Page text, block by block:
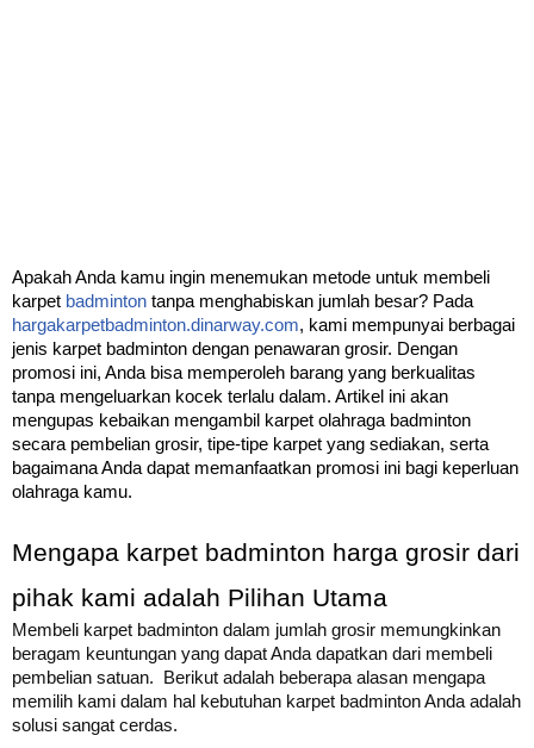
Apakah Anda kamu ingin menemukan metode untuk membeli
karpet badminton
hargakarpetbadminton.dinarway.com, kami mempunyai berbagai
jenis karpet badminton dengan penawaran grosir. Dengan
promosi ini, Anda bisa memperoleh barang yang berkualitas
tanpa mengeluarkan kocek terlalu dalam. Artikel ini akan
mengupas kebaikan mengambil karpet olahraga badminton
secara pembelian grosir, tipe-tipe karpet yang sediakan, serta
bagaimana Anda dapat memanfaatkan promosi ini bagi keperluan
olahraga kamu.
Mengapa karpet badminton harga grosir dari
pihak kami adalah Pilihan Utama
Membeli karpet badminton dalam jumlah grosir memungkinkan
beragam keuntungan yang dapat Anda dapatkan dari membeli
pembelian satuan.
Berikut adalah beberapa alasan mengapa
memilih kami dalam hal kebutuhan karpet badminton Anda adalah
solusi sangat cerdas.